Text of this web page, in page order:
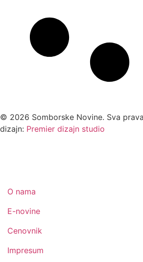
© 2026 Somborske Novine. Sva
dizajn: Premier dizajn studio
O nama
E-novine
Cenovnik
Impresum